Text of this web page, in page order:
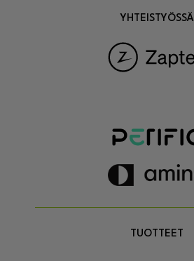
YHTEISTYÖSSÄ
TUOTTEET